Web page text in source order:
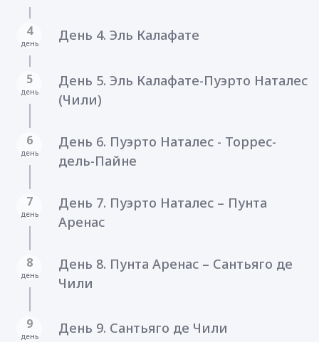
4
день День 4. Эль Калафате
5
день
День 5. Эль Калафате-Пуэрто Наталес
(Чили)
6
день
День 6. Пуэрто Наталес - Торрес-
дель-Пайне
7
день
День 7. Пуэрто Наталес – Пунта
Аренас
8
день
День 8. Пунта Аренас – Сантьяго де
Чили
9
день День 9. Сантьяго де Чили